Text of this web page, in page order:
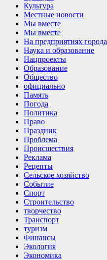
Культура
Местные новости
Мы вместе
Мы вместе
На предприятиях города
Наука и образование
Нацпроекты
Образование
Общество
официально
Память
Погода
Политика
Право
Праздник
Проблема
Происшествия
Реклама
Рецепты
Сельское хозяйство
Событие
Спорт
Строительство
творчество
Транспорт
туризм
Финансы
Экология
Экономика